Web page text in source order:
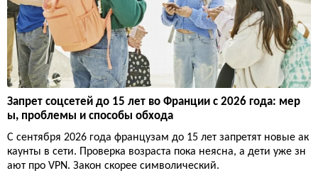
Запрет соцсетей до 15 лет во Франции с 2026 года: мер
ы, проблемы и способы обхода
С сентября 2026 года французам до 15 лет запретят новые ак
каунты в сети. Проверка возраста пока неясна, а дети уже зн
ают про VPN. Закон скорее символический.